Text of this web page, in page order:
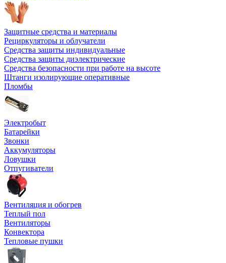
Защитные средства и материалы
Рециркуляторы и облучатели
Средства защиты индивидуальные
Средства защиты диэлектрические
Средства безопасности при работе на высоте
Штанги изолирующие оперативные
Пломбы
Электробыт
Батарейки
Звонки
Аккумуляторы
Ловушки
Отпугиватели
Вентиляция и обогрев
Теплый пол
Вентиляторы
Конвектора
Тепловые пушки